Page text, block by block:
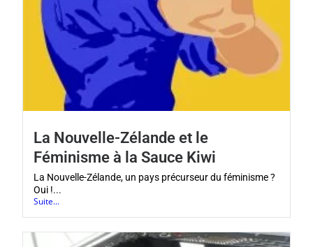
La Nouvelle-Zélande et le
Féminisme à la Sauce Kiwi
La Nouvelle-Zélande, un pays précurseur du féminisme ?
Oui !...
Suite...